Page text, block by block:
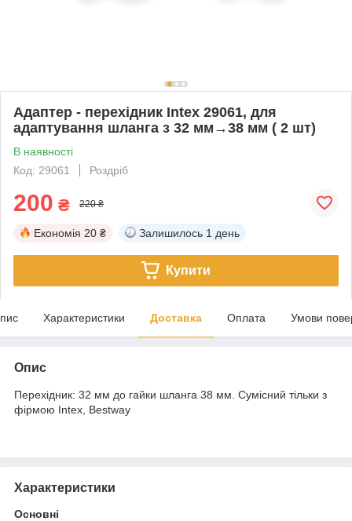
Адаптер - перехідник Intex 29061, для
адаптування шланга з 32 мм→38 мм ( 2 шт)
В наявності
Код: 29061
Роздріб
200 ₴ 220 ₴
Економія 20 ₴ Залишилось 1 день
Купити
Характеристики Доставка Оплата Умови
Опис
Перехідник: 32 мм до гайки шланга 38 мм. Сумісний тільки з
фірмою Intex, Bestway
Характеристики
Основні